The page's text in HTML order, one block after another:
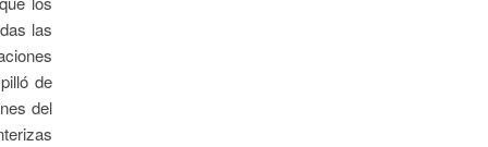
las
de
del